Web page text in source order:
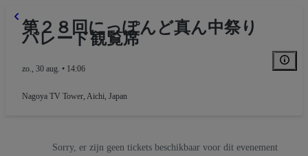
第２８回にっぽんど真ん中祭り
パレード観覧席
zo., 30 aug. • 14:06
Nagoya TV Tower, Aichi, Japan
Sorry, er zijn geen tickets beschikbaar voor dit evenement